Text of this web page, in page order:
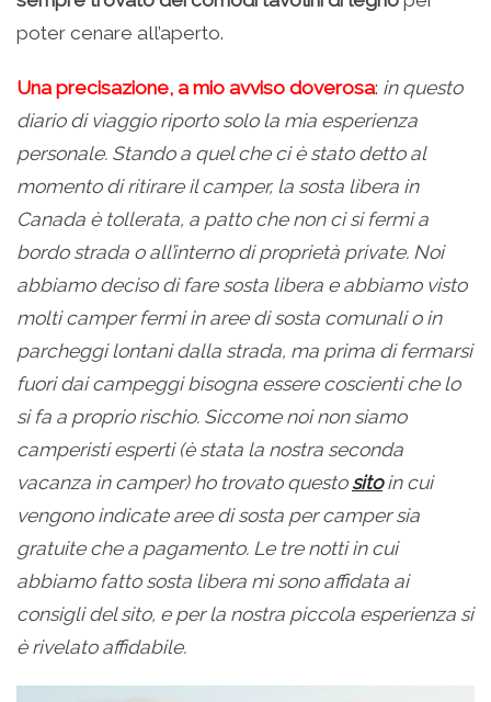
poter cenare all’aperto.
Una precisazione, a mio avviso doverosa: in questo
diario di viaggio riporto solo la mia esperienza
personale. Stando a quel che ci è stato detto al
momento di ritirare il camper, la sosta libera in
Canada è tollerata, a patto che non ci si fermi a
bordo strada o all’interno di proprietà private. Noi
abbiamo deciso di fare sosta libera e abbiamo visto
molti camper fermi in aree di sosta comunali o in
parcheggi lontani dalla strada, ma prima di fermarsi
fuori dai campeggi bisogna essere coscienti che lo
si fa a proprio rischio. Siccome noi non siamo
camperisti esperti (è stata la nostra seconda
vacanza in camper) ho trovato questo sitoin cui
vengono indicate aree di sosta per camper sia
gratuite che a pagamento. Le tre notti in cui
abbiamo fatto sosta libera mi sono affidata ai
consigli del sito, e per la nostra piccola esperienza si
è rivelato affidabile.